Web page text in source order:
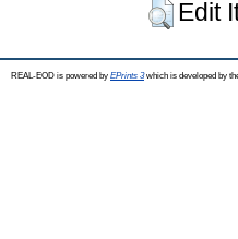
Edit
REAL-EOD is powered by EPrints 3which is developed by